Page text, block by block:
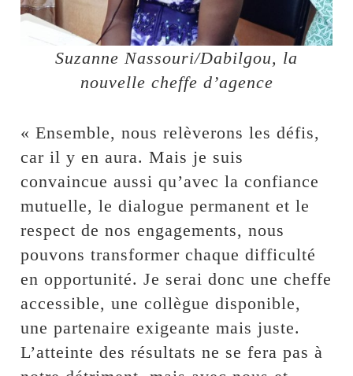
Suzanne Nassouri/Dabilgou, la
nouvelle cheffe d’agence
« Ensemble, nous relèverons les défis,
car il y en aura. Mais je suis
convaincue aussi qu’avec la confiance
mutuelle, le dialogue permanent et le
respect de nos engagements, nous
pouvons transformer chaque difficulté
en opportunité. Je serai donc une cheffe
accessible, une collègue disponible,
une partenaire exigeante mais juste.
L’atteinte des résultats ne se fera pas à